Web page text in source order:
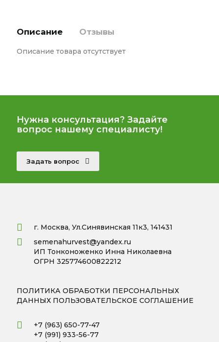
Описание Отзывы
Описание товара отсутствует
Нужна консультация? Задайте
вопрос нашему специалисту!
Задать вопрос
г. Москва, Ул.Синявинская 11к3, 141431
semenahurvest@yandex.ru
ИП Тонконоженко Инна Николаевна
ОГРН 325774600822212
ПОЛИТИКА ОБРАБОТКИ ПЕРСОНАЛЬНЫХ
ДАННЫХ ПОЛЬЗОВАТЕЛЬСКОЕ СОГЛАШЕНИЕ
+7 (963) 650-77-47
+7 (991) 933-56-77